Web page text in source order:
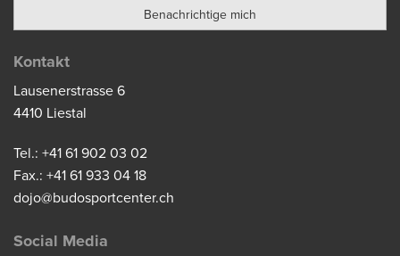
Kontakt
Lausenerstrasse 6
4410 Liestal
Tel.: +41 61 902 03 02
Fax.: +41 61 933 04 18
dojo@budosportcenter.ch
Social Media